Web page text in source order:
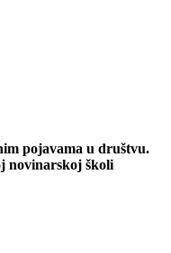
pojavama u društvu.
novinarskoj školi